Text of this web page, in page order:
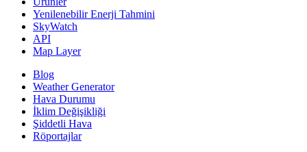
Yenilenebilir Enerji Tahmini
SkyWatch
API
Map Layer
Blog
Weather Generator
Hava Durumu
İklim Değişikliği
Şiddetli Hava
Röportajlar